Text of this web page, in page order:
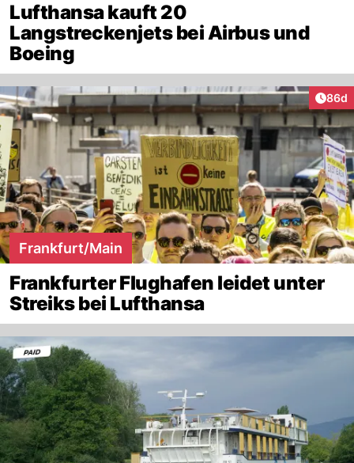
Lufthansa kauft 20
Langstreckenjets bei Airbus und
Boeing
86d
Frankfurt/Main
Frankfurter Flughafen leidet unter
Streiks bei Lufthansa